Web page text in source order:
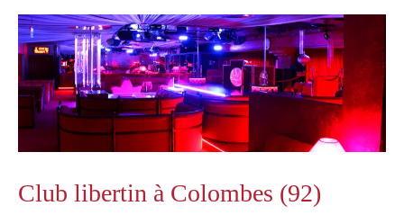
Club libertin à Colombes (92)